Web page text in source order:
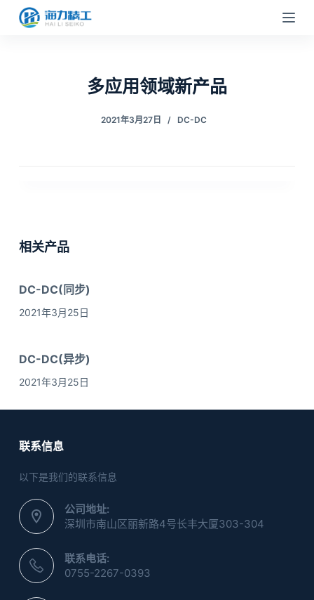
跳
多应用领域新产品
2021年3月27日 DC-DC
相关产品
DC-DC(同步)
2021年3月25日
DC-DC(异步)
2021年3月25日
联系信息
以下是我们的联系信息
公司地址:
深圳市南山区丽新路4号长丰大厦303-304
联系电话:
0755-2267-0393